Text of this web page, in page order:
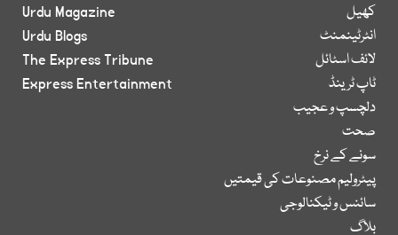
کھیل
انٹرٹینمنٹ
لائف اسٹائل
ٹاپ ٹرینڈ
دلچسپ و عجیب
صحت
سونے کے نرخ
پیٹرولیم مصنوعات کی قیمتیں
سائنس و ٹیکنالوجی
بلاگ
Urdu Magazine
Urdu Blogs
The Express Tribune
Express Entertainment